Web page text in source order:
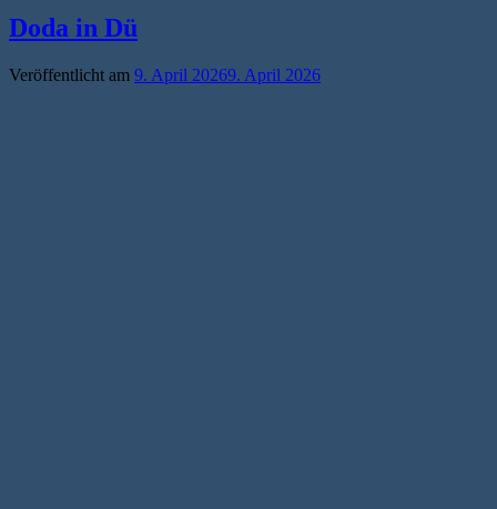
Doda in Dü
Veröffentlicht am 9. April 20269. April 2026